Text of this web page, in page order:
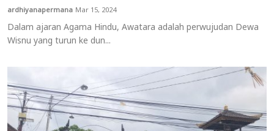
ardhiyanapermana Mar 15, 2024
Dalam ajaran Agama Hindu, Awatara adalah perwujudan Dewa
Wisnu yang turun ke dun...